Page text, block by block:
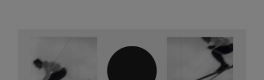
Ludwig van Beethoven: 2.
Sinfonia
Ludwig van Beethoven
Wolfgang Amadeus Mozart:
Biolinerako 5. Kontzertua